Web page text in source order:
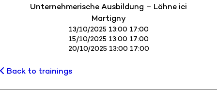
Unternehmerische Ausbildung – Löhne ici
Martigny
13/10/2025 13:00 17:00
15/10/2025 13:00 17:00
20/10/2025 13:00 17:00
Back to trainings
Si consiglia di utilizzare Winbiz Cloud al di fuori di
questo periodo.
Vi ringraziamo per la vostra comprensione.